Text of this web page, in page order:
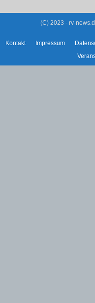
(C) 2023 - rv-
Kontakt Impressum